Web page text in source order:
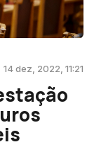
14 dez, 2022, 11:21